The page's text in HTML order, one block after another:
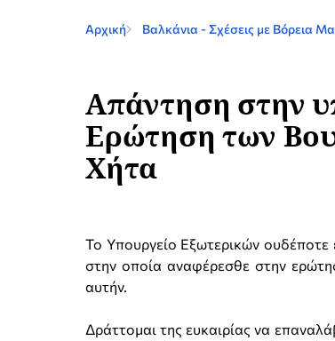
Αρχική Βαλκάνια - Σχέσεις με Βόρεια
Απάντηση στην
Ερώτηση των
Χήτα
Το Υπουργείο Εξωτερικών
στην οποία αναφέρεσθε στην
αυτήν.
Δράττομαι της ευκαιρίας να